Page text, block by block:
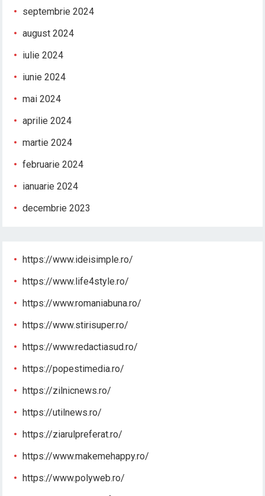
septembrie 2024
august 2024
iulie 2024
iunie 2024
mai 2024
aprilie 2024
martie 2024
februarie 2024
ianuarie 2024
decembrie 2023
https://www.ideisimple.ro/
https://www.life4style.ro/
https://www.romaniabuna.ro/
https://www.stirisuper.ro/
https://www.redactiasud.ro/
https://popestimedia.ro/
https://zilnicnews.ro/
https://utilnews.ro/
https://ziarulpreferat.ro/
https://www.makemehappy.ro/
https://www.polyweb.ro/